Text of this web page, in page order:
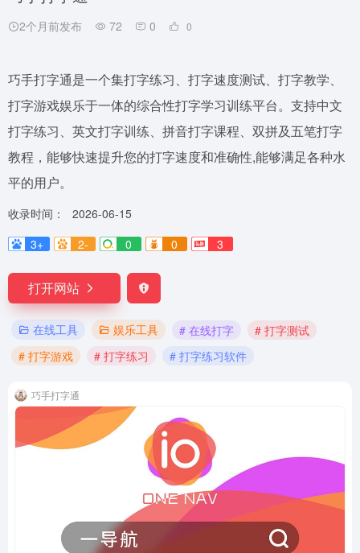
2个月前发布 72 0 0
巧手打字通是一个集打字练习、打字速度测试、打字教学、
打字游戏娱乐于一体的综合性打字学习训练平台。支持中文
打字练习、英文打字训练、拼音打字课程、双拼及五笔打字
教程，能够快速提升您的打字速度和准确性,能够满足各种水
平的用户。
收录时间：
2026-06-15
3+
2- 0 0 3
打开网站
在线工具 娱乐工具 # 在线打字
# 打字测试
# 打字游戏
# 打字练习 # 打字练习软件
巧手打字通